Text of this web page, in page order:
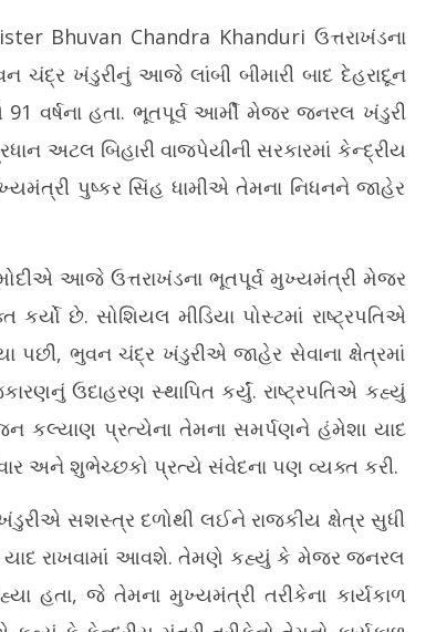
ITIમાં વૃક્ષારોપણ
વધુ રોપાઓનું
એનાલોગ પનીર પર પ્રતિબંધ મુકાયા બાદ
અમદાવાદમાં મ્યુનિએ પાડ્યા દરોડા
May
Bhuvan Chandra Khanduri ઉત્તરાખંડના
ચંદ્ર ખંડુરીનું આજે લાંબી બીમારી બાદ દેહરાદૂન
વર્ષના હતા. ભૂતપૂર્વ આર્મી મેજર જનરલ ખંડુરી
અટલ બિહારી વાજપેયીની સરકારમાં કેન્દ્રીય
પુષ્કર સિંહ ધામીએ તેમના નિધનને જાહેર
મોદીએ આજે ​​ઉત્તરાખંડના ભૂતપૂર્વ મુખ્યમંત્રી મેજર
છે. સોશિયલ મીડિયા પોસ્ટમાં રાષ્ટ્રપતિએ
ભુવન ચંદ્ર ખંડુરીએ જાહેર સેવાના ક્ષેત્રમાં
ઉદાહરણ સ્થાપિત કર્યું. રાષ્ટ્રપતિએ કહ્યું
કલ્યાણ પ્રત્યેના તેમના સમર્પણને હંમેશા યાદ
અને શુભેચ્છકો પ્રત્યે સંવેદના પણ વ્યક્ત કરી.
સશસ્ત્ર દળોથી લઈને રાજકીય ક્ષેત્ર સુધી
રાખવામાં આવશે. તેમણે કહ્યું કે મેજર જનરલ
હતા, જે તેમના મુખ્યમંત્રી તરીકેના કાર્યકાળ